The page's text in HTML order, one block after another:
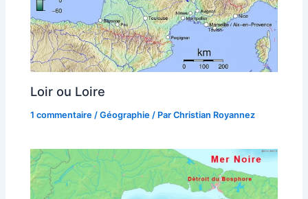
Loir ou Loire
1 commentaire /Géographie / ParChristian Royannez